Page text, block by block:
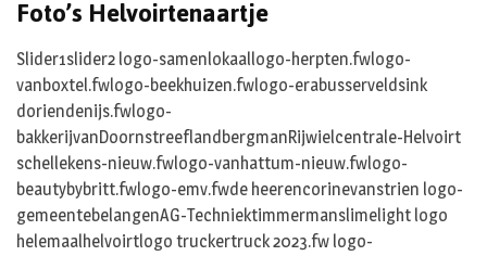
Foto’s Helvoirtenaartje
Slider1slider2 logo-samenlokaallogo-herpten.fwlogo-
vanboxtel.fwlogo-beekhuizen.fwlogo-erabusserveldsink
doriendenijs.fwlogo-
bakkerijvanDoornstreeflandbergmanRijwielcentrale-Helvoirt
schellekens-nieuw.fwlogo-vanhattum-nieuw.fwlogo-
beautybybritt.fwlogo-emv.fwde heerencorinevanstrien logo-
gemeentebelangenAG-Techniektimmermanslimelight logo
helemaalhelvoirtlogo truckertruck 2023.fw logo-